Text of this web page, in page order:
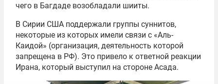
чего в Багдаде возобладали шииты.
В Сирии США поддержали группы суннитов,
некоторые из которых имели связи с «Аль-
Каидой» (организация, деятельность которой
запрещена в РФ). Это привело к ответной реакции
Ирана, который выступил на стороне Асада.